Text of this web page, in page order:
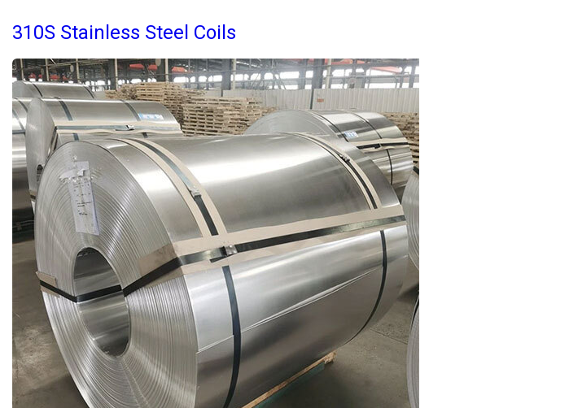
310S Stainless Steel Coils